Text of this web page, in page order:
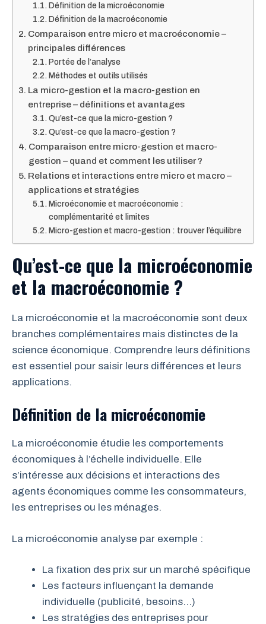
Définition de la microéconomie
Définition de la macroéconomie
Comparaison entre micro et macroéconomie –
principales différences
Portée de l’analyse
Méthodes et outils utilisés
La micro-gestion et la macro-gestion en
entreprise – définitions et avantages
Qu’est-ce que la micro-gestion ?
Qu’est-ce que la macro-gestion ?
Comparaison entre micro-gestion et macro-
gestion – quand et comment les utiliser ?
Relations et interactions entre micro et macro –
applications et stratégies
Microéconomie et macroéconomie :
complémentarité et limites
Micro-gestion et macro-gestion : trouver l’équilibre
Qu’est-ce que la microéconomie
et la macroéconomie ?
La microéconomie et la macroéconomie sont deux
branches complémentaires mais distinctes de la
science économique. Comprendre leurs définitions
est essentiel pour saisir leurs différences et leurs
applications.
Définition de la microéconomie
La microéconomie étudie les comportements
économiques à l’échelle individuelle. Elle
s’intéresse aux décisions et interactions des
agents économiques comme les consommateurs,
les entreprises ou les ménages.
La microéconomie analyse par exemple :
La fixation des prix sur un marché spécifique
Les facteurs influençant la demande
individuelle (publicité, besoins…)
Les stratégies des entreprises pour